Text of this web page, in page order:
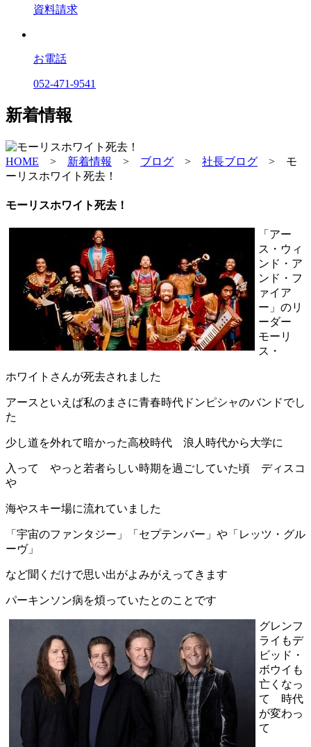
資料請求
お電話
052-471-9541
新着情報
HOME > 新着情報 > ブログ > 社長ブログ > モ
ーリスホワイト死去！
モーリスホワイト死去！
「アー
ス・ウィ
ンド・ア
ンド・フ
ァイア
ー」のリ
ーダー
モーリ
ス・
ホワイトさんが死去されました
アースといえば私のまさに青春時代ドンピシャのバンドでし
た
少し道を外れて暗かった高校時代 浪人時代から大学に
入って やっと若者らしい時期を過ごしていた頃 ディスコ
や
海やスキー場に流れていました
「宇宙のファンタジー」「セプテンバー」や「レッツ・グル
ーヴ」
など聞くだけで思い出がよみがえってきます
パーキンソン病を煩っていたとのことです
グレンフ
ライもデ
ビッド・
ボウイも
亡くなっ
て 時代
が変わっ
て